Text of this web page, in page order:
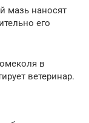
мазь наносят
его
в
ветеринар.